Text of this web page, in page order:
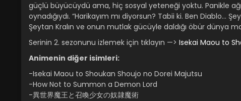
güçlü büyücüydü ama, hiç sosyal yeteneği yoktu. Panikle
oynadığıydı. “Harikayım mı diyorsun? Tabii ki. Ben Diablo…
Şeytan Kralın ve onun mutlak gücüyle daldığı öbür dünya
Serinin 2. sezonunu izlemek için tıklayın —> Isekai Maou to
Animenin diğer isimleri:
-Isekai Maou to Shoukan Shoujo no Dorei Majutsu
-How Not to Summon a Demon Lord
-異世界魔王と召喚少女の奴隷魔術